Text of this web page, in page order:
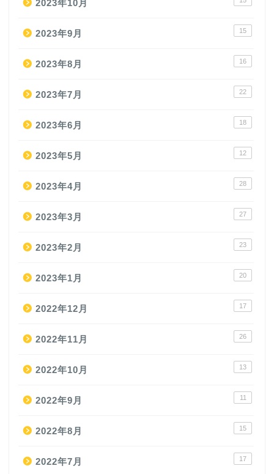
2023年10月
2023年9月 15
2023年8月 16
2023年7月 22
2023年6月 18
2023年5月 12
2023年4月 28
2023年3月 27
2023年2月 23
2023年1月 20
2022年12月 17
2022年11月 26
2022年10月 13
2022年9月 11
2022年8月 15
2022年7月 17